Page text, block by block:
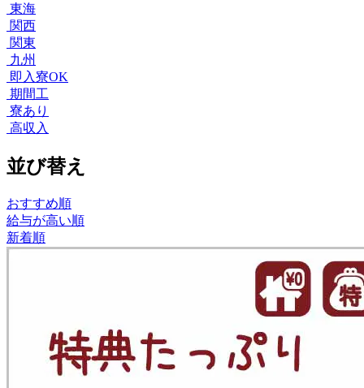
東海
関西
関東
九州
即入寮OK
期間工
寮あり
高収入
並び替え
おすすめ順
給与が高い順
新着順